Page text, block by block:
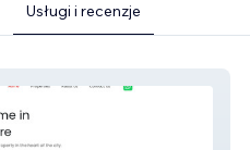
Usługi i recenzje